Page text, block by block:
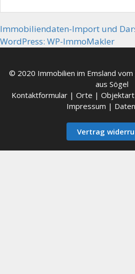
Immobiliendaten-Import und
WordPress: WP-ImmoMakler
© 2020 Immobilien im Emsland
aus Sögel
Kontaktformular | Orte | Objektart
Impressum |
Vertrag